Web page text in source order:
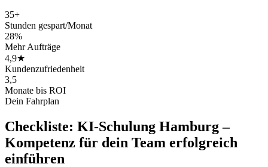
35+
Stunden gespart/Monat
28%
Mehr Aufträge
4,9★
Kundenzufriedenheit
3,5
Monate bis ROI
Dein Fahrplan
Checkliste: KI-Schulung Hamburg –
Kompetenz für dein Team erfolgreich
einführen